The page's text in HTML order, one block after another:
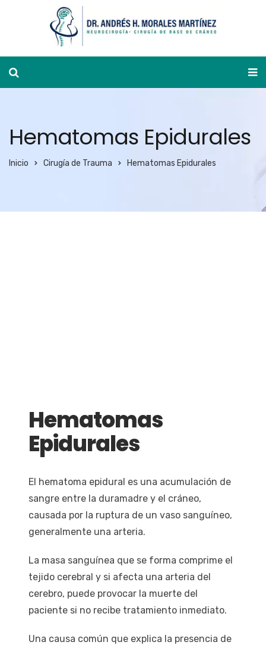
Hematomas Epidurales
Inicio Cirugía de Trauma Hematomas Epidurales
Hematomas
Epidurales
El hematoma epidural es una acumulación de
sangre entre la duramadre y el cráneo,
causada por la ruptura de un vaso sanguíneo,
generalmente una arteria.
La masa sanguínea que se forma comprime el
tejido cerebral y si afecta una arteria del
cerebro, puede provocar la muerte del
paciente si no recibe tratamiento inmediato.
Una causa común que explica la presencia de